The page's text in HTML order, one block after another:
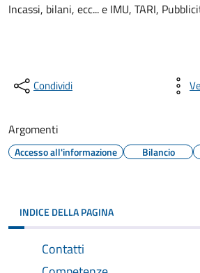
Incassi, bilani, ecc... e IMU, TARI,
Condividi
Argomenti
Accesso all'informazione Bilancio
INDICE DELLA PAGINA
Contatti